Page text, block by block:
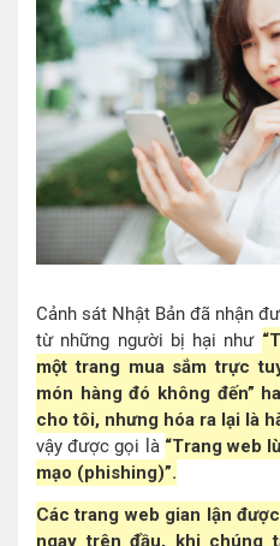
Cảnh sát Nhật Bản đã nhận
từ những người bị hại như
một trang mua sắm trực
món hàng đó không đến”
cho tôi, nhưng hóa ra lại là
vậy được gọi là “Trang web
mạo (phishing)”.
Các trang web gian lận
ngay trên đầu, khi chúng